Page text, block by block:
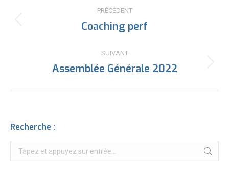
article
PRÉCÉDENT
Article
:
Coaching perf
SUIVANT
Article
Assemblée Générale 2022
Recherche :
Recherche
: